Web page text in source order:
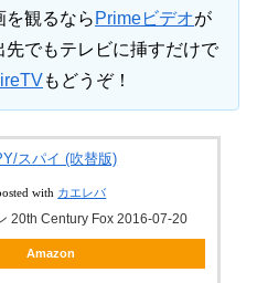
を観るなら Primeビデオが
でもテレビに挿すだけで
もどうぞ！
スパイ (吹替版)
with カエレバ
20th Century Fox 2016-07-20
Amazon